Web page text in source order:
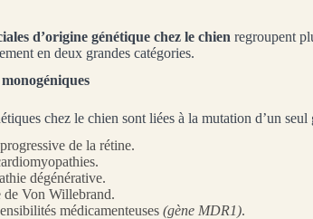
d’origine génétique chez le chien regroupent
en deux grandes catégories.
chez le chien sont liées à la mutation d’un
de la rétine.
dégénérative.
de Von Willebrand.
médicamenteuses (gène MDR1).